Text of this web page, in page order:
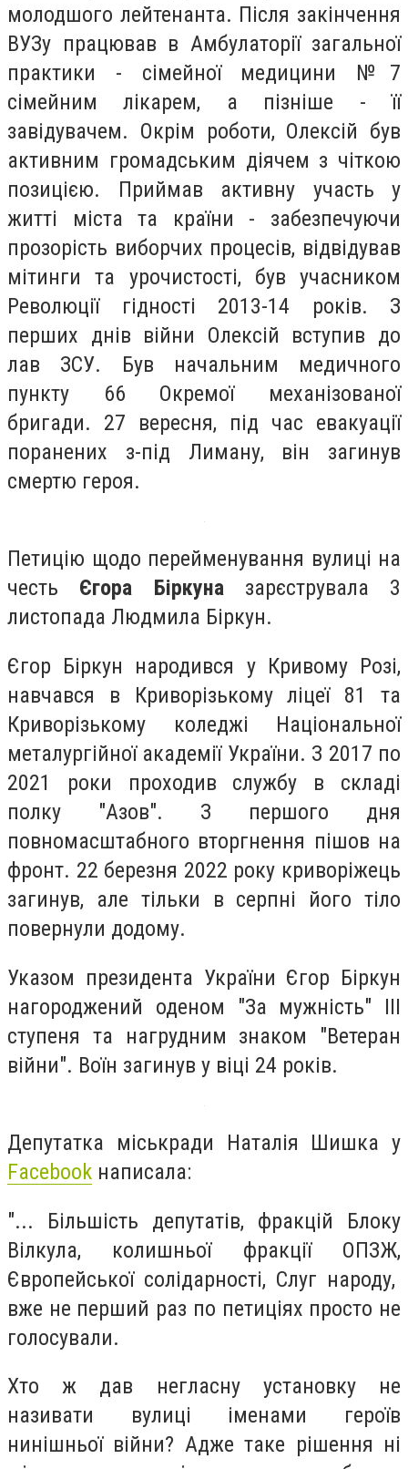
молодшого лейтенанта. Після закінчення
ВУЗу працював в Амбулаторії загальної
практики - сімейної медицини №7
сімейним лікарем, а пізніше - її
завідувачем. Окрім роботи, Олексій був
активним громадським діячем з чіткою
позицією. Приймав активну участь у
житті міста та країни - забезпечуючи
прозорість виборчих процесів, відвідував
мітинги та урочистості, був учасником
Революції гідності 2013-14 років. З
перших днів війни Олексій вступив до
лав ЗСУ. Був начальним медичного
пункту 66 Окремої механізованої
бригади. 27 вересня, під час евакуації
поранених з-під Лиману, він загинув
смертю героя.
Петицію щодо перейменування вулиці на
честь Єгора Біркуназарєструвала 3
листопада Людмила Біркун.
Єгор Біркун народився у Кривому Розі,
навчався в Криворізькому ліцеї 81 та
Криворізькому коледжі Національної
металургійної академії України. З 2017 по
2021 роки проходив службу в складі
полку "Азов". З першого дня
повномасштабного вторгнення пішов на
фронт. 22 березня 2022 року криворіжець
загинув, але тільки в серпні його тіло
повернули додому.
Указом президента України Єгор Біркун
нагороджений оденом "За мужність" ІІІ
ступеня та нагрудним знаком "Ветеран
війни". Воїн загинув у віці 24 років.
Депутатка міськради Наталія Шишка у
Facebook написала:
"... Більшість депутатів, фракцій Блоку
Вілкула, колишньої фракції ОПЗЖ,
Європейської солідарності, Слуг народу,
вже не перший раз по петиціях просто не
голосували.
Хто ж дав негласну установку не
називати вулиці іменами героїв
нинішньої війни? Адже таке рішення ні